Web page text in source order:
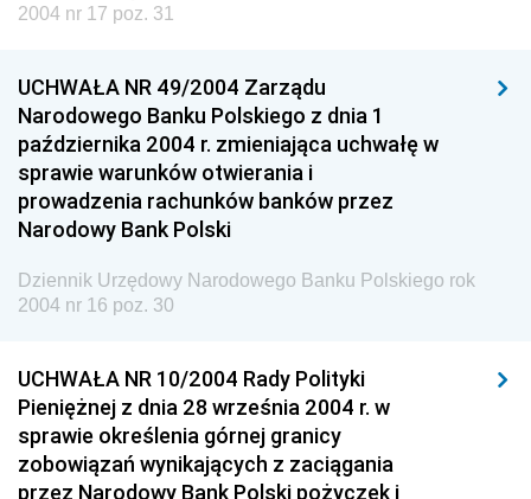
2026
2024
2023
2022
2021
2019
2017
2016
2015
2004 nr 17 poz. 31
UCHWAŁA NR 49/2004 Zarządu
Narodowego Banku Polskiego z dnia 1
października 2004 r. zmieniająca uchwałę w
sprawie warunków otwierania i
prowadzenia rachunków banków przez
Narodowy Bank Polski
Dziennik Urzędowy Narodowego Banku Polskiego rok
2004 nr 16 poz. 30
UCHWAŁA NR 10/2004 Rady Polityki
Pieniężnej z dnia 28 września 2004 r. w
sprawie określenia górnej granicy
zobowiązań wynikających z zaciągania
przez Narodowy Bank Polski pożyczek i